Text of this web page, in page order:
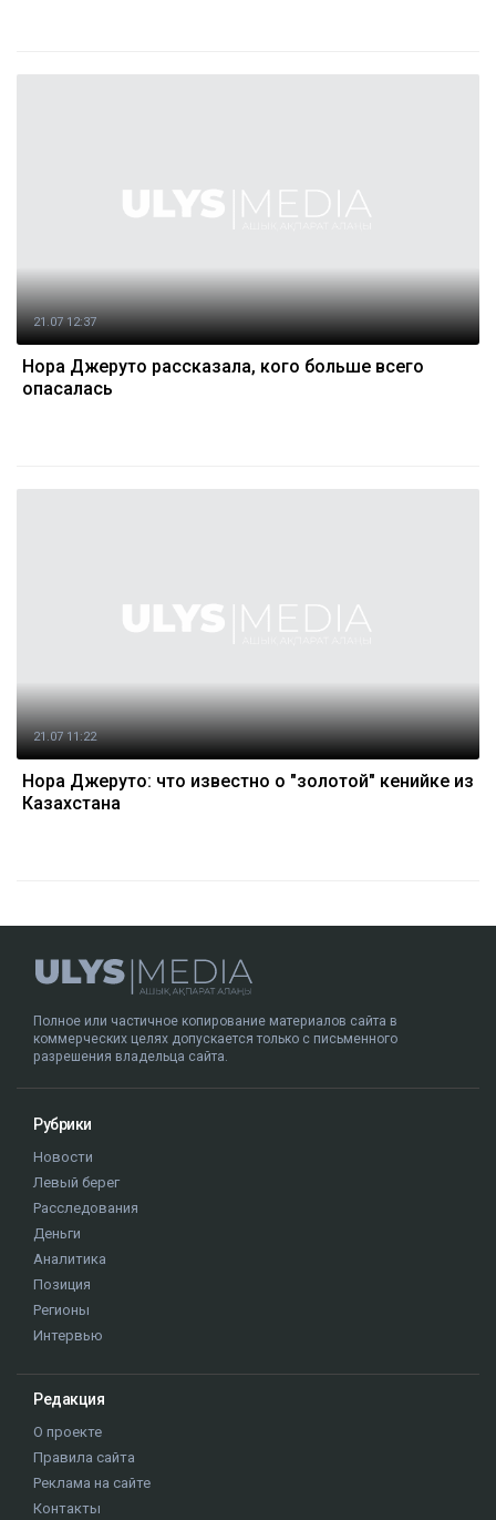
21.07 12:37
Нора Джеруто рассказала, кого больше всего
опасалась
21.07 11:22
Нора Джеруто: что известно о "золотой" кенийке из
Казахстана
Полное или частичное копирование материалов сайта в
коммерческих целях допускается только с письменного
разрешения владельца сайта.
Рубрики
Новости
Левый берег
Расследования
Деньги
Аналитика
Позиция
Регионы
Интервью
Редакция
О проекте
Правила сайта
Реклама на сайте
Контакты